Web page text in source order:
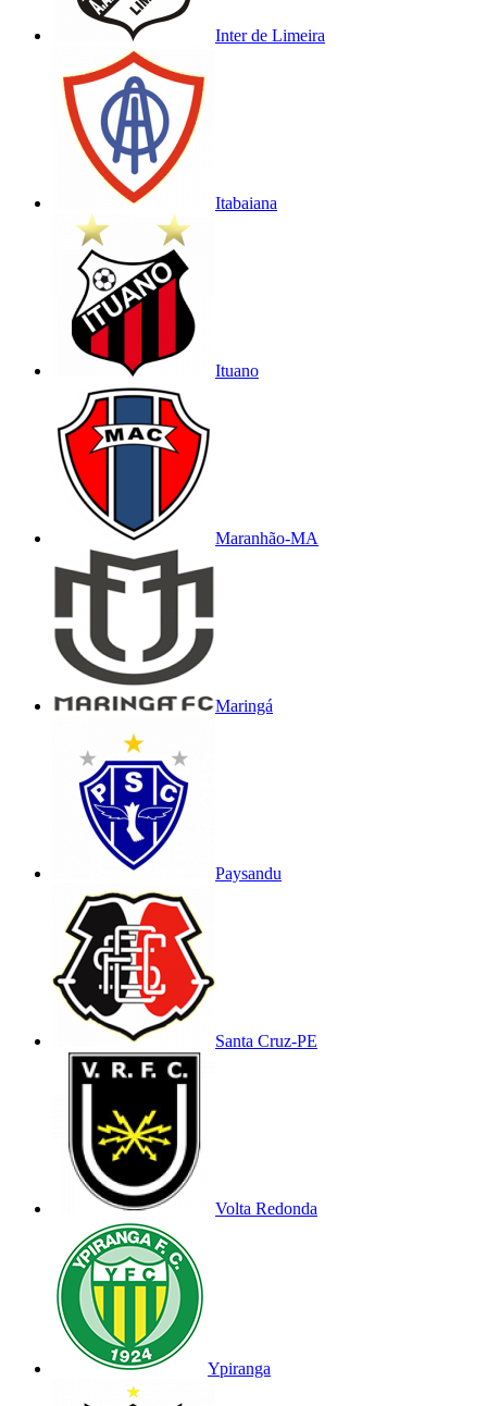
Inter de Limeira
Itabaiana
Ituano
Maranhão-MA
Maringá
Paysandu
Santa Cruz-PE
Volta Redonda
Ypiranga